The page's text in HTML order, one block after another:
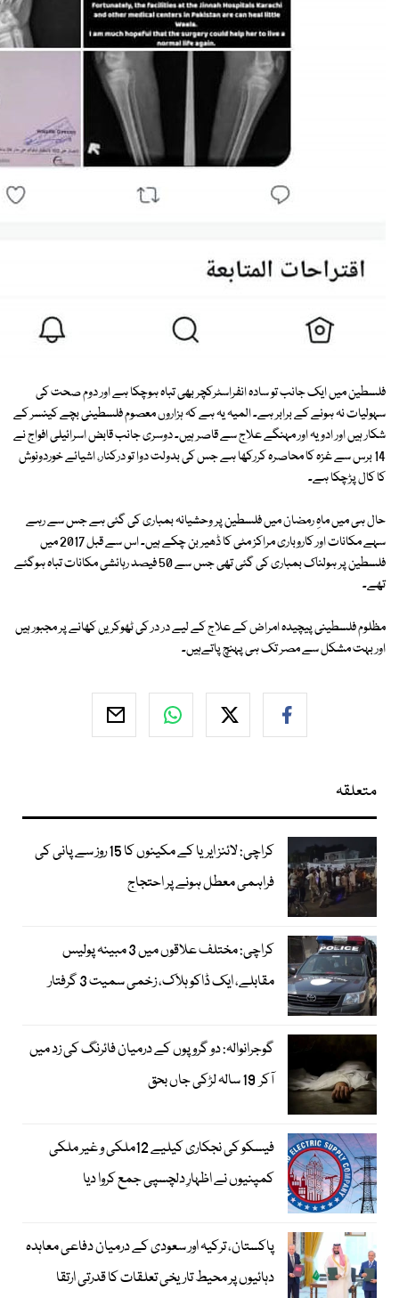
فلسطین میں ایک جانب تو سادہ انفراسٹرکچر بھی تباہ ہوچکا ہے اور دوم صحت کی
سہولیات نہ ہونے کے برابر ہے۔ المیہ یہ ہے کہ ہزاروں معصوم فلسطینی بچے کینسر کے
شکار ہیں اور ادویہ اور مہنگے علاج سے قاصر ہیں۔ دوسری جانب قابض اسرائیلی افواج نے
14 برس سے غزہ کا محاصرہ کررکھا ہے جس کی بدولت دوا تو درکنار، اشیائے خوردونوش
کا کال پڑچکا ہے۔
حال ہی میں ماہِ رمضان میں فلسطین پر وحشیانہ بمباری کی گئی ہے جس سے رہے
سہے مکانات اور کاروباری مراکز مٹی کا ڈھیر بن چکے ہیں۔ اس سے قبل 2017 میں
فلسطین پر ہولناک بمباری کی گئی تھی جس سے 50 فیصد رہائشی مکانات تباہ ہوگئے
تھے۔
مظلوم فلسطینی پیچیدہ امراض کے علاج کے لیے در در کی ٹھوکریں کھانے پر مجبور ہیں
اور بہت مشکل سے مصر تک ہی پہنچ پاتےہیں۔
متعلقہ
کراچی: لائنز ایریا کے مکینوں کا 15 روز سے پانی کی
فراہمی معطل ہونے پر احتجاج
کراچی: مختلف علاقوں میں 3 مبینہ پولیس
مقابلے، ایک ڈاکو ہلاک، زخمی سمیت 3 گرفتار
گوجرانوالہ: دو گروپوں کے درمیان فائرنگ کی زد میں
آکر 19 سالہ لڑکی جاں بحق
فیسکو کی نجکاری کیلیے 12ملکی و غیر ملکی
کمپنیوں نے اظہارِ دلچسپی جمع کروا دیا
پاکستان، ترکیہ اور سعودی کے درمیان دفاعی معاہدہ
دہائیوں پر محیط تاریخی تعلقات کا قدرتی ارتقا